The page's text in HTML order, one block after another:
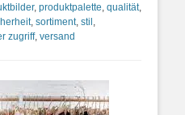
, produktpalette, qualität,
, sortiment, stil ,
zugriff, versand